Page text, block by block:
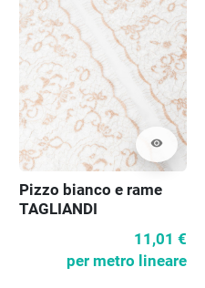
visibility
Pizzo bianco e rame
TAGLIANDI
11,01 €
per metro lineare